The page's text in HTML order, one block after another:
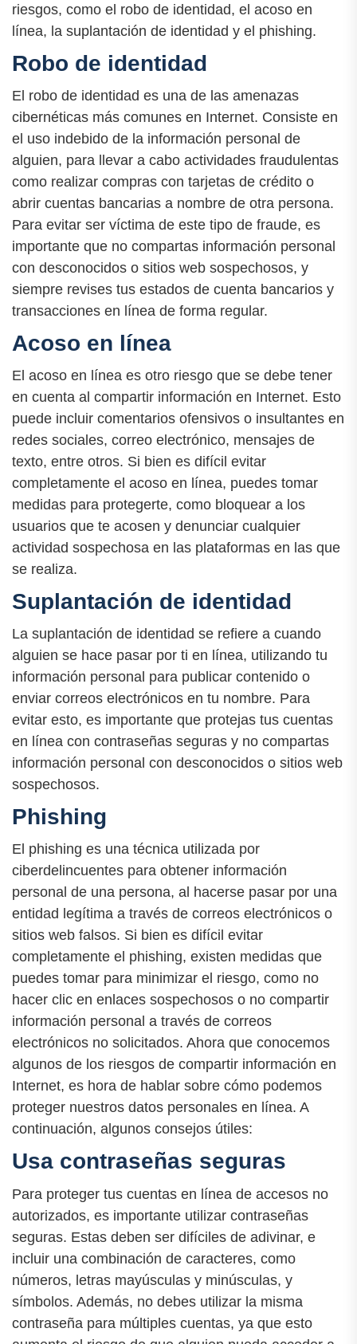
riesgos, como el robo de identidad, el acoso en
línea, la suplantación de identidad y el phishing.
Robo de identidad
El robo de identidad es una de las amenazas
cibernéticas más comunes en Internet. Consiste en
el uso indebido de la información personal de
alguien, para llevar a cabo actividades fraudulentas
como realizar compras con tarjetas de crédito o
abrir cuentas bancarias a nombre de otra persona.
Para evitar ser víctima de este tipo de fraude, es
importante que no compartas información personal
con desconocidos o sitios web sospechosos, y
siempre revises tus estados de cuenta bancarios y
transacciones en línea de forma regular.
Acoso en línea
El acoso en línea es otro riesgo que se debe tener
en cuenta al compartir información en Internet. Esto
puede incluir comentarios ofensivos o insultantes en
redes sociales, correo electrónico, mensajes de
texto, entre otros. Si bien es difícil evitar
completamente el acoso en línea, puedes tomar
medidas para protegerte, como bloquear a los
usuarios que te acosen y denunciar cualquier
actividad sospechosa en las plataformas en las que
se realiza.
Suplantación de identidad
La suplantación de identidad se refiere a cuando
alguien se hace pasar por ti en línea, utilizando tu
información personal para publicar contenido o
enviar correos electrónicos en tu nombre. Para
evitar esto, es importante que protejas tus cuentas
en línea con contraseñas seguras y no compartas
información personal con desconocidos o sitios web
sospechosos.
Phishing
El phishing es una técnica utilizada por
ciberdelincuentes para obtener información
personal de una persona, al hacerse pasar por una
entidad legítima a través de correos electrónicos o
sitios web falsos. Si bien es difícil evitar
completamente el phishing, existen medidas que
puedes tomar para minimizar el riesgo, como no
hacer clic en enlaces sospechosos o no compartir
información personal a través de correos
electrónicos no solicitados. Ahora que conocemos
algunos de los riesgos de compartir información en
Internet, es hora de hablar sobre cómo podemos
proteger nuestros datos personales en línea. A
continuación, algunos consejos útiles:
Usa contraseñas seguras
Para proteger tus cuentas en línea de accesos no
autorizados, es importante utilizar contraseñas
seguras. Estas deben ser difíciles de adivinar, e
incluir una combinación de caracteres, como
números, letras mayúsculas y minúsculas, y
símbolos. Además, no debes utilizar la misma
contraseña para múltiples cuentas, ya que esto